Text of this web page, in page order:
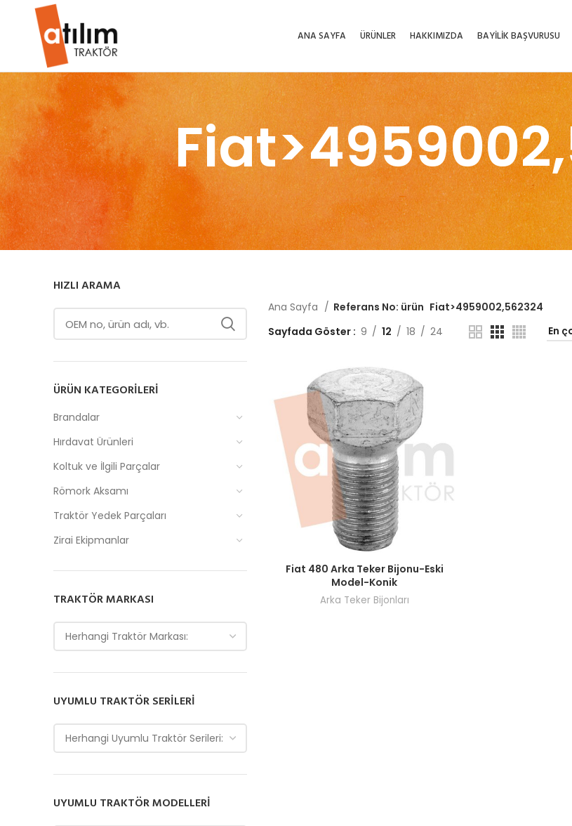
ANA SAYFA ÜRÜNLER HAKKIMIZDA BAYİLİK BAŞVURUSU
HIZLI ARAMA
ÜRÜN KATEGORILERI
Brandalar
Hırdavat Ürünleri
Koltuk ve İlgili Parçalar
Römork Aksamı
Traktör Yedek Parçaları
Zirai Ekipmanlar
TRAKTÖR MARKASI
Herhangi Traktör Markası:
UYUMLU TRAKTÖR SERILERI
Herhangi Uyumlu Traktör Serileri:
UYUMLU TRAKTÖR MODELLERI
Ana Sayfa Referans No: ürün Fiat>4959002,562324
Sayfada Göster
9 12 18 24
Fiyatları görmek için bayi girişi yapın.
Fiat 480 Arka Teker Bijonu-Eski
Model-Konik
Arka Teker Bijonları